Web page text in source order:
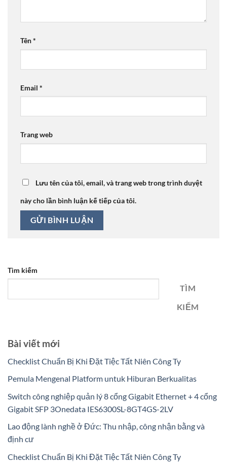
Tên*
Email *
Trang web
Lưu tên của tôi, email, và trang web trong trình duyệt
này cho lần bình luận kế tiếp của tôi.
Tìm kiếm
TÌM
KIẾM
Bài viết mới
Checklist Chuẩn Bị Khi Đặt Tiệc Tất Niên Công Ty
Pemula Mengenal Platform untuk Hiburan Berkualitas
Switch công nghiệp quản lý 8 cổng Gigabit Ethernet + 4 cổng
Gigabit SFP 3Onedata IES6300SL-8GT4GS-2LV
Lao động lành nghề ở Đức: Thu nhập, công nhận bằng và
định cư
Checklist Chuẩn Bị Khi Đặt Tiệc Tất Niên Công Ty